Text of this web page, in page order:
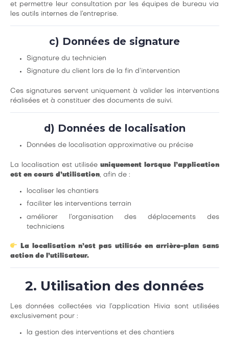
et permettre leur consultation par les équipes de bureau via
les outils internes de l’entreprise.
c) Données de signature
Signature du technicien
Signature du client lors de la fin d’intervention
Ces signatures servent uniquement à valider les interventions
réalisées et à constituer des documents de suivi.
d) Données de localisation
Données de localisation approximative ou précise
La localisation est utiliséeuniquement lorsque l’application
est en cours d’utilisation, afin de :
localiser les chantiers
faciliter les interventions terrain
améliorer l’organisation des déplacements des
techniciens
La localisation n’est pas utilisée en arrière-plan sans
action de l’utilisateur.
2. Utilisation des données
Les données collectées via l’application Hivia sont utilisées
exclusivement pour :
la gestion des interventions et des chantiers